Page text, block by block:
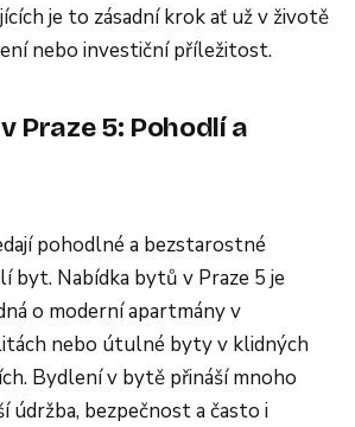
je to zásadní krok ať už v životě
nebo investiční příležitost.
Praze 5: Pohodlí a
pohodlné a bezstarostné
byt. Nabídka bytů v Praze 5 je
o moderní apartmány v
nebo útulné byty v klidných
Bydlení v bytě přináší mnoho
údržba, bezpečnost a často i